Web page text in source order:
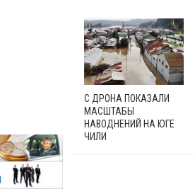
С ДРОНА ПОКАЗАЛИ
МАСШТАБЫ
НАВОДНЕНИЙ НА ЮГЕ
ЧИЛИ